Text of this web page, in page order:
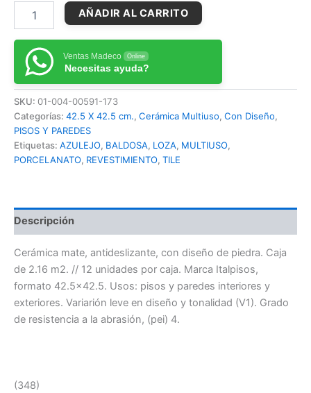
AÑADIR AL CARRITO
Ventas Madeco Online
Necesitas ayuda?
SKU: 01-004-00591-173
Categorías: 42.5 X 42.5 cm., Cerámica Multiuso, Con Diseño,
PISOS Y PAREDES
Etiquetas: AZULEJO, BALDOSA, LOZA, MULTIUSO,
PORCELANATO, REVESTIMIENTO, TILE
Descripción
Cerámica mate, antideslizante, con diseño de piedra. Caja
de 2.16 m2. // 12 unidades por caja. Marca Italpisos,
formato 42.5×42.5. Usos: pisos y paredes interiores y
exteriores. Variarión leve en diseño y tonalidad (V1). Grado
de resistencia a la abrasión, (pei) 4.
(348)